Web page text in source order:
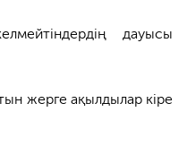
дауысы
жерге ақылдылар кіре